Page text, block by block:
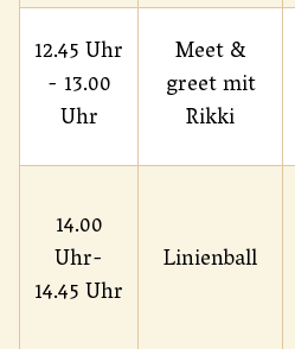
12.45 Uhr
- 13.00
Uhr
Meet &
greet mit
Rikki
14.00
Uhr-
14.45 Uhr
Linienball